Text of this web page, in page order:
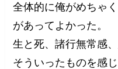
全体的に俺がめちゃ
があってよかった。
生と死、諸行無常感
そういったものを感